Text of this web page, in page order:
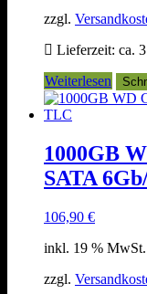
zzgl.
Lieferzeit: ca.
Weiterlesen
1000GB
SATA
106,90 €
inkl. 19 % MwSt.
zzgl.